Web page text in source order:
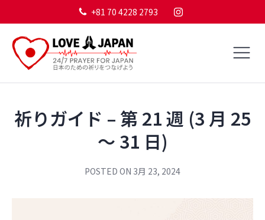
+81 70 4228 2793
祈りガイド – 第 21 週 (3 月 25
～ 31 日)
POSTED ON 3月 23, 2024